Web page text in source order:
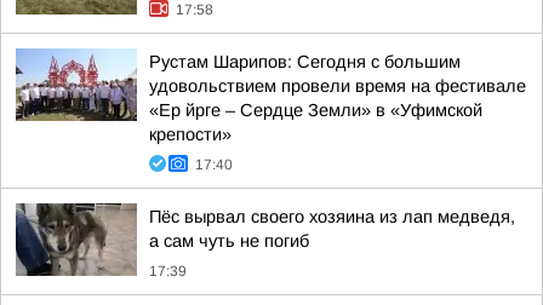
17:58
Рустам Шарипов: Сегодня с большим
удовольствием провели время на фестивале
«Ер йрге – Сердце Земли» в «Уфимской
крепости»
17:40
Пёс вырвал своего хозяина из лап медведя,
а сам чуть не погиб
17:39